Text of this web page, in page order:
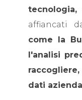
tecnologia,
affiancati
come la
l'analisi
dati